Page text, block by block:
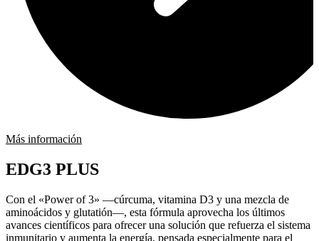
Más información
EDG3 PLUS
Con el «Power of 3» —cúrcuma, vitamina D3 y una mezcla de
aminoácidos y glutatión—, esta fórmula aprovecha los últimos
avances científicos para ofrecer una solución que refuerza el sistema
inmunitario y aumenta la energía, pensada especialmente para el